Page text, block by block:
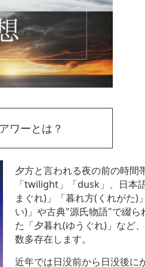
ワーとは？
夕方と言われる夜の前の時間
「twilight」「dusk」、日本
まぐれ)」「暮れ方(くれがた)
い)」や古典"源氏物語"で綴
た「夕暮れ(ゆうぐれ)」など
数多存在します。
近年では日没前から日没後に